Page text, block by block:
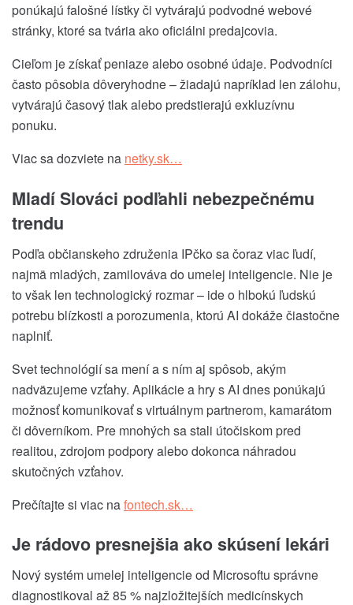
ponúkajú falošné lístky či vytvárajú podvodné webové
stránky, ktoré sa tvária ako oficiálni predajcovia.
Cieľom jezískať peniaze alebo osobné údaje. Podvodníci
často pôsobia dôveryhodne – žiadajú napríklad len zálohu,
vytvárajú časový tlak alebo predstierajú exkluzívnu
ponuku.
Viac sa dozviete na netky.sk…
Mladí Slováci podľahli nebezpečnému
trendu
Podľa občianskeho združenia IPčko sa čoraz viac ľudí,
najmä mladých, zamilováva do umelej inteligencie. Nie je
to však len technologický rozmar – ide o hlbokú ľudskú
potrebu blízkosti a porozumenia, ktorú AI dokáže čiastočne
naplniť.
Svet technológií sa mení a s ním aj spôsob, akým
nadväzujeme vzťahy. Aplikácie a hry s AI dnes ponúkajú
možnosť komunikovať s virtuálnym partnerom, kamarátom
či dôverníkom. Pre mnohých sa stali útočiskom pred
realitou, zdrojom podpory alebo dokonca náhradou
skutočných vzťahov.
Prečítajte si viac nafontech.sk…
Je rádovo presnejšia ako skúsení lekári
Nový systém umelej inteligencie od Microsoftu správne
diagnostikoval až 85 % najzložitejších medicínskych